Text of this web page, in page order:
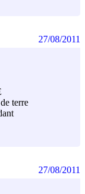
terre
27/08/2011
27/08/2011